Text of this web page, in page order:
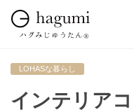
インテリア
LOHASな暮らし